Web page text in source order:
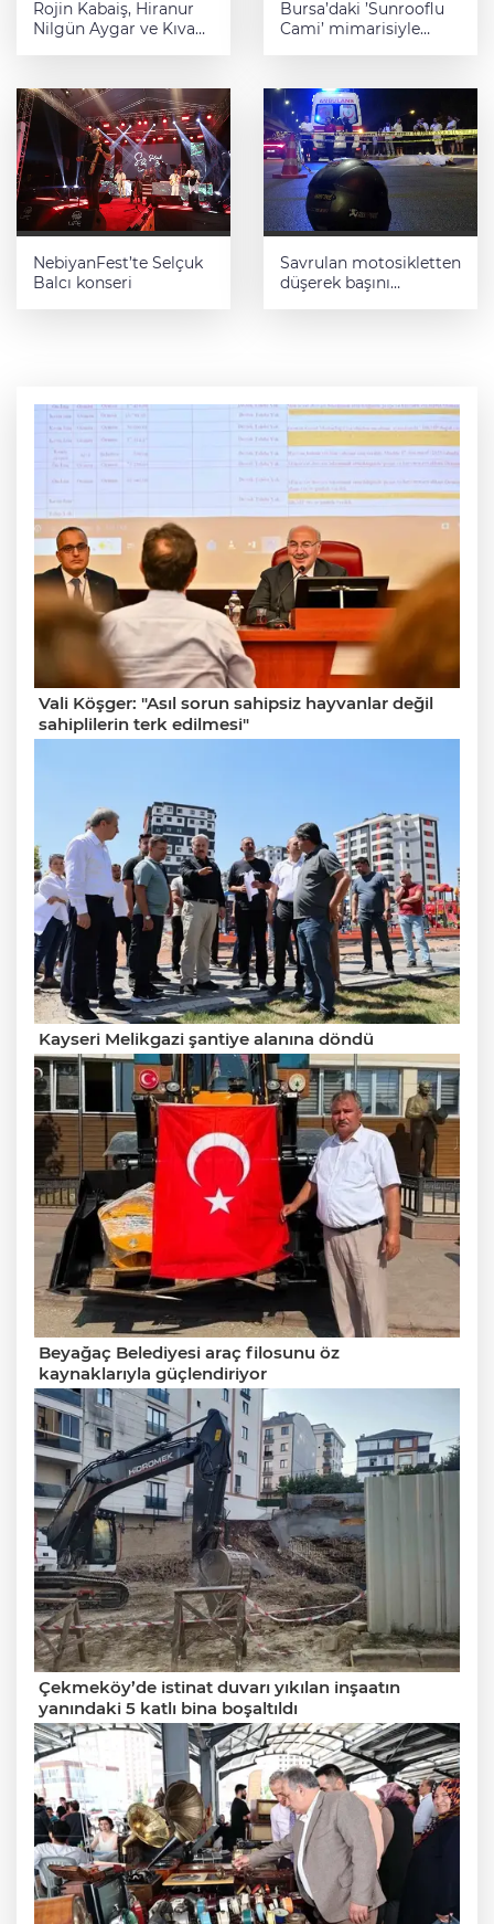
Rojin Kabaiş, Hiranur
Nilgün Aygar ve Kıvanç
zorbalara operasyon
Bursa’daki ’Sunrooflu
Cami’ mimarisiyle
NebiyanFest’te Selçuk
Balcı konseri
Savrulan motosikletten
düşerek başını
Vali Köşger: "Asıl sorun sahipsiz hayvanlar değil
sahiplilerin terk edilmesi"
Kayseri Melikgazi şantiye alanına döndü
Beyağaç Belediyesi araç filosunu öz
kaynaklarıyla güçlendiriyor
Çekmeköy’de istinat duvarı yıkılan inşaatın
yanındaki 5 katlı bina boşaltıldı